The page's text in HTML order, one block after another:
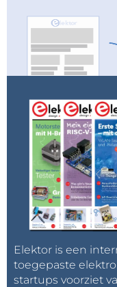
Elektor is een
toegepaste
startups voorziet